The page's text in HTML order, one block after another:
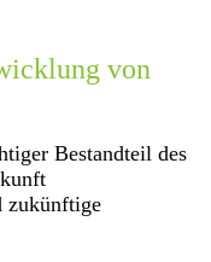
von
Bestandteil des
zukünftige